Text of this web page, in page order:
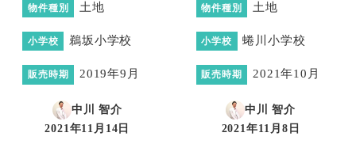
物件種別 土地
小学校 鵜坂小学校
販売時期 2019年9月
中川 智介
投稿日
2021年11月14日
物件種別 土地
小学校 蜷川小学校
販売時期 2021年10月
中川 智介
投稿日
2021年11月8日